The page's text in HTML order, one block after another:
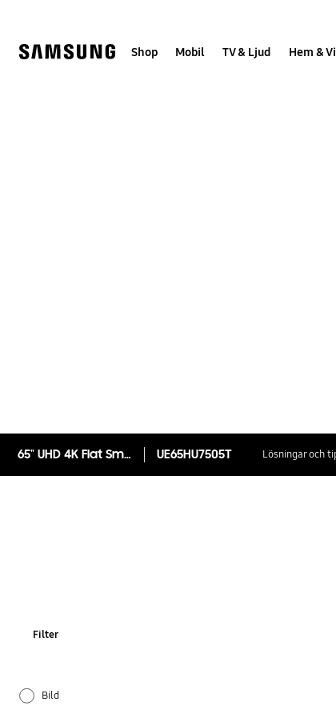
help
Shop Mobil TV & Ljud Hem &
65" UHD 4K Flat Smart TV HU7505 UE65HU7505T Lösningar och
Filter
Bild